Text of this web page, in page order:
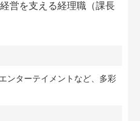
営を支える経理職（課長
ンターテイメントなど、多彩